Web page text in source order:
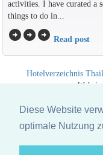
Diese Website
optimale Nutzung
activities. I have curated a
things to do in...
arrow_circle_rightarrow_circle_rightarrow_circle_right Read post
Hotelverzeichnis